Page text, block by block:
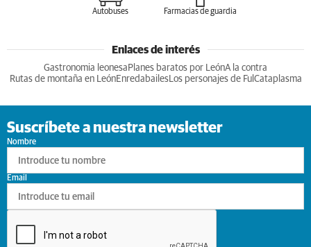
Autobuses Farmacias de guardia
Enlaces de interés
Gastronomia leonesa Planes baratos por LeónA la contra
Rutas de montaña en LeónEnredabailesLos personajes de Ful Cataplasma
Suscríbete a nuestra newsletter
Nombre
Email